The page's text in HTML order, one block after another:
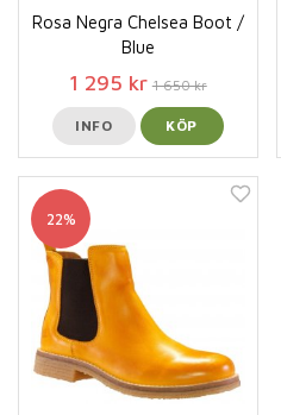
Rosa Negra Chelsea Boot /
Blue
1 295 kr 1 650 kr
INFO KÖP
22%